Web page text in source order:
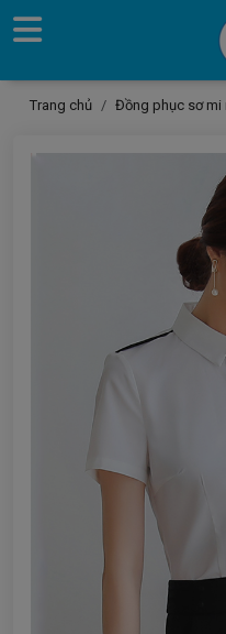
Trang chủ Đồng phục sơ mi